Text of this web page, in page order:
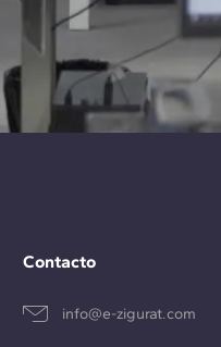
Contacto
info@e-zigurat.com